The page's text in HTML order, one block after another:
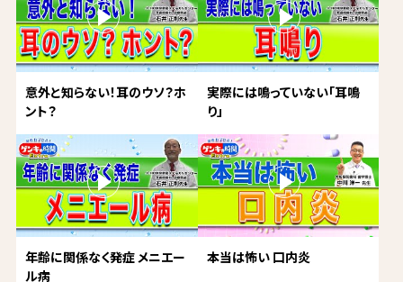
意外と知らない！耳のウソ？ホ
ント？
実際には鳴っていない「耳鳴
り」
年齢に関係なく発症 メニエー
ル病
本当は怖い 口内炎